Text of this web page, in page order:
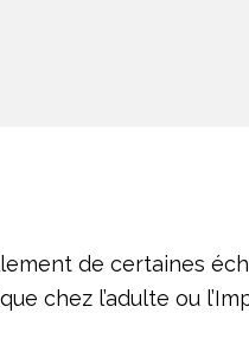
de certaines
chez l’adulte ou